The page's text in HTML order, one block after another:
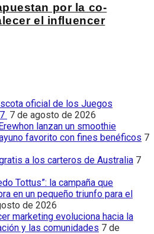
por la co-
el influencer
oficial de los Juegos
7 de agosto de 2026
lanzan un smoothie
favorito con fines benéficos 7
a los carteros de Australia 7
Tottus”: la campaña que
en un pequeño triunfo para el
de 2026
marketing evoluciona hacia la
y las comunidades 7 de